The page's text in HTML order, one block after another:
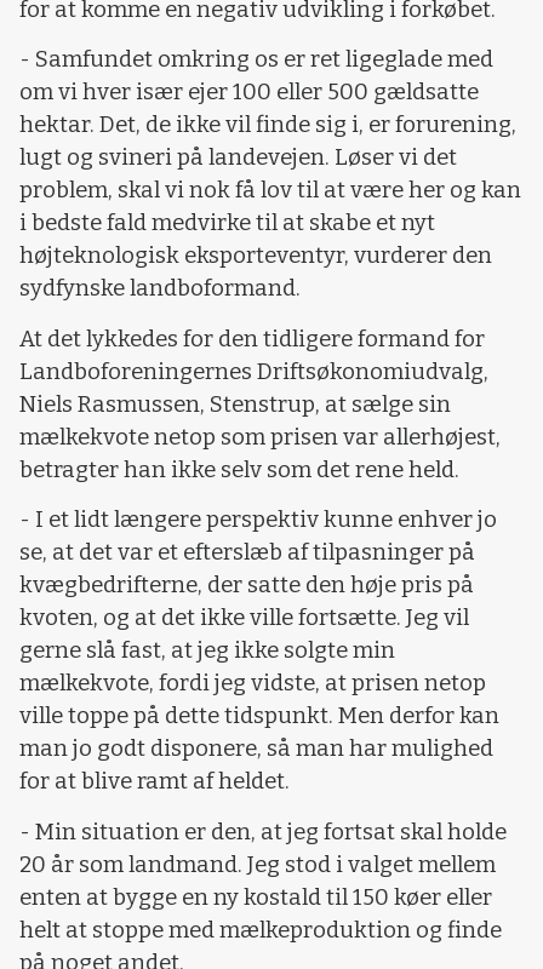
for at komme en negativ udvikling i forkøbet.
- Samfundet omkring os er ret ligeglade med
om vi hver især ejer 100 eller 500 gældsatte
hektar. Det, de ikke vil finde sig i, er forurening,
lugt og svineri på landevejen. Løser vi det
problem, skal vi nok få lov til at være her og kan
i bedste fald medvirke til at skabe et nyt
højteknologisk eksporteventyr, vurderer den
sydfynske landboformand.
At det lykkedes for den tidligere formand for
Landboforeningernes Driftsøkonomiudvalg,
Niels Rasmussen, Stenstrup, at sælge sin
mælkekvote netop som prisen var allerhøjest,
betragter han ikke selv som det rene held.
- I et lidt længere perspektiv kunne enhver jo
se, at det var et efterslæb af tilpasninger på
kvægbedrifterne, der satte den høje pris på
kvoten, og at det ikke ville fortsætte. Jeg vil
gerne slå fast, at jeg ikke solgte min
mælkekvote, fordi jeg vidste, at prisen netop
ville toppe på dette tidspunkt. Men derfor kan
man jo godt disponere, så man har mulighed
for at blive ramt af heldet.
- Min situation er den, at jeg fortsat skal holde
20 år som landmand. Jeg stod i valget mellem
enten at bygge en ny kostald til 150 køer eller
helt at stoppe med mælkeproduktion og finde
på noget andet.